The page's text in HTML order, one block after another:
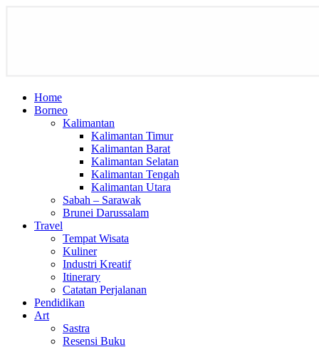
Home
Borneo
Kalimantan
Kalimantan Timur
Kalimantan Barat
Kalimantan Selatan
Kalimantan Tengah
Kalimantan Utara
Sabah – Sarawak
Brunei Darussalam
Travel
Tempat Wisata
Kuliner
Industri Kreatif
Itinerary
Catatan Perjalanan
Pendidikan
Art
Sastra
Resensi Buku